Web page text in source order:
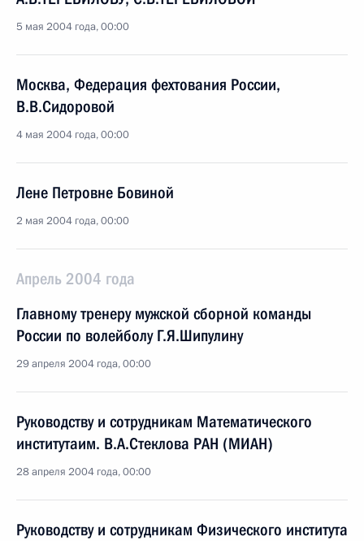
5 мая 2004 года, 00:00
Москва, Федерация фехтования России,
В.В.Сидоровой
4 мая 2004 года, 00:00
Лене Петровне Бовиной
2 мая 2004 года, 00:00
Апрель 2004 года
Главному тренеру мужской сборной команды
России по волейболу Г.Я.Шипулину
29 апреля 2004 года, 00:00
Руководству и сотрудникам Математического
институтаим. В.А.Стеклова РАН (МИАН)
28 апреля 2004 года, 00:00
Руководству и сотрудникам Физического института